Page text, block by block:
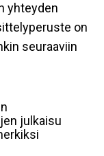
yhteyden
on
seuraaviin
julkaisu